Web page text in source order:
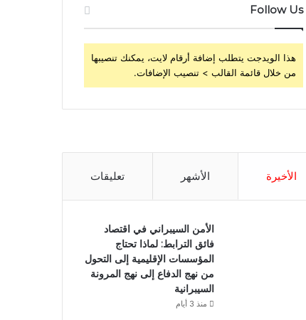
Follow Us
هذا الويدجت يتطلب إضافة أرقام لايت، يمكنك تنصيبها
من خلال قائمة القالب > تنصيب الإضافات.
الأخيرة الأشهر تعليقات
الأمن السيبراني في اقتصاد
فائق الترابط: لماذا تحتاج
المؤسسات الإقليمية إلى التحول
من نهج الدفاع إلى نهج المرونة
السيبرانية
منذ 3 أيام